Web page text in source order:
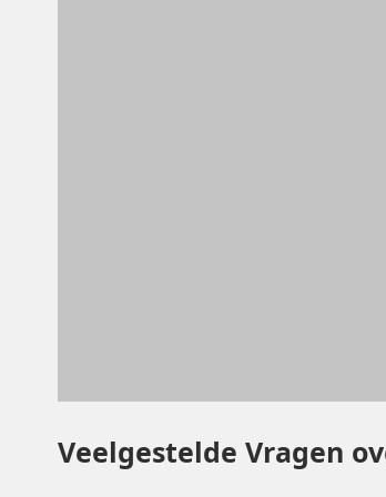
Veelgestelde Vragen